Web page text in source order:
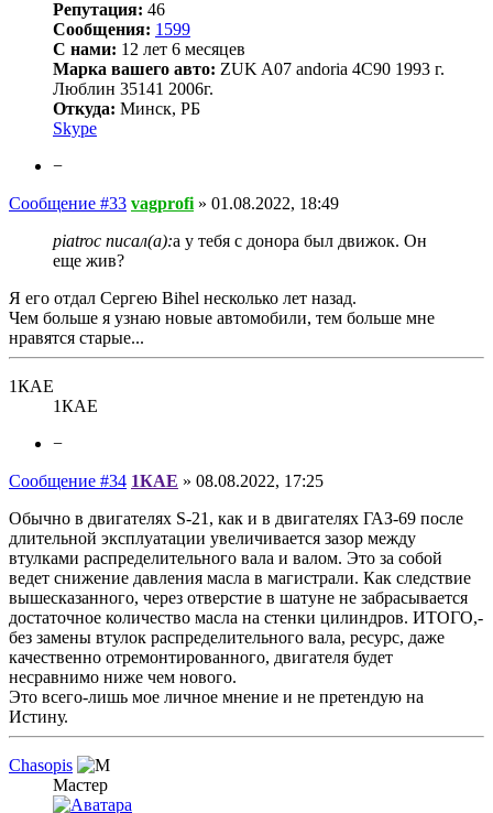
Репутация: 46
Сообщения: 1599
С нами: 12 лет 6 месяцев
Марка вашего авто: ZUK A07 andoria 4C90 1993 г.
Люблин 35141 2006г.
Откуда: Минск, РБ
Skype
−
Сообщение #33 vagprofi » 01.08.2022, 18:49
piatroc писал(а):а у тебя с донора был движок. Он
еще жив?
Я его отдал Сергею Bihel несколько лет назад.
Чем больше я узнаю новые автомобили, тем больше мне
нравятся старые...
1КАЕ
1КАЕ
−
Сообщение #34 1КАЕ » 08.08.2022, 17:25
Обычно в двигателях S-21, как и в двигателях ГАЗ-69 после
длительной эксплуатации увеличивается зазор между
втулками распределительного вала и валом. Это за собой
ведет снижение давления масла в магистрали. Как следствие
вышесказанного, через отверстие в шатуне не забрасывается
достаточное количество масла на стенки цилиндров. ИТОГО,-
без замены втулок распределительного вала, ресурс, даже
качественно отремонтированного, двигателя будет
несравнимо ниже чем нового.
Это всего-лишь мое личное мнение и не претендую на
Истину.
Chasopis
Мастер